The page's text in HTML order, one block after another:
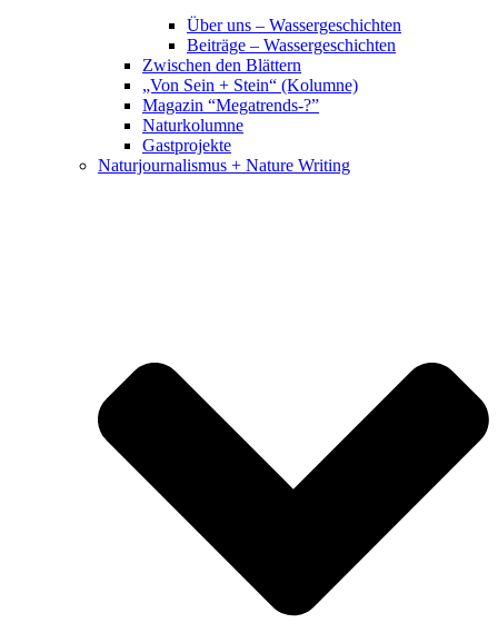
Über uns – Wassergeschichten
Beiträge – Wassergeschichten
Zwischen den Blättern
„Von Sein + Stein“ (Kolumne)
Magazin “Megatrends-?”
Naturkolumne
Gastprojekte
Naturjournalismus + Nature Writing